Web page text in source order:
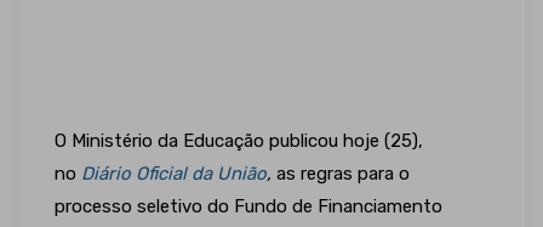
O Ministério da Educação publicou hoje (25),
no Diário Oficial da União, as regras para o
processo seletivo do Fundo de Financiamento